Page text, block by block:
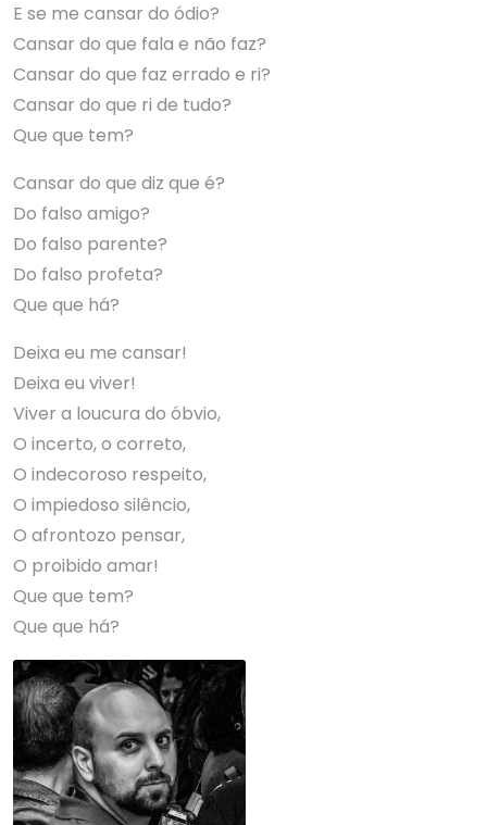
E se me cansar do ódio?
Cansar do que fala e não faz?
Cansar do que faz errado e ri?
Cansar do que ri de tudo?
Que que tem?
Cansar do que diz que é?
Do falso amigo?
Do falso parente?
Do falso profeta?
Que que há?
Deixa eu me cansar!
Deixa eu viver!
Viver a loucura do óbvio,
O incerto, o correto,
O indecoroso respeito,
O impiedoso silêncio,
O afrontozo pensar,
O proibido amar!
Que que tem?
Que que há?